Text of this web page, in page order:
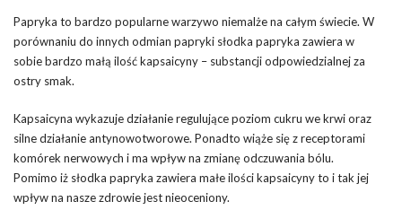
Papryka to bardzo popularne warzywo niemalże na całym świecie. W
porównaniu do innych odmian papryki słodka papryka zawiera w
sobie bardzo małą ilość kapsaicyny – substancji odpowiedzialnej za
ostry smak.
Kapsaicyna wykazuje działanie regulujące poziom cukru we krwi oraz
silne działanie antynowotworowe. Ponadto wiąże się z receptorami
komórek nerwowych i ma wpływ na zmianę odczuwania bólu.
Pomimo iż słodka papryka zawiera małe ilości kapsaicyny to i tak jej
wpływ na nasze zdrowie jest nieoceniony.